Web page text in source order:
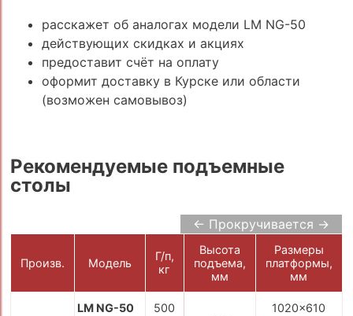
расскажет об аналогах модели LM NG-50
действующих скидках и акциях
предоставит счёт на оплату
оформит доставку в Курске или области
(возможен самовывоз)
Рекомендуемые подъемные
столы
← Прокручивается →
Произв. Модель
Г/п,
кг
Высота
подъема,
мм
Размеры
платформы,
мм
LM NG-50
500
1020x610